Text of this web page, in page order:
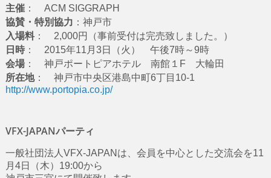
主催： ACM SIGGRAPH
協賛・特別協力 ：神戸市
入場料： 2,000円（事前受付は完売致しました。）
日時： 2015年11月3日（火） 午後7時～9時
会場： 神戸ポートピアホテル 南館１F 大輪田
所在地： 神戸市中央区港島中町6丁目10-1
http://www.portopia.co.jp/
VFX-JAPANパーティ
一般社団法人VFX-JAPANは、会員を中心とした交流会を11
月4日（木）19:00から